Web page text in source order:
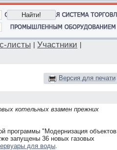
листы Участники
Версия для печати
котельных взамен прежних
программы "Модернизация объектов
запущены 36 новых газовых
для воды.